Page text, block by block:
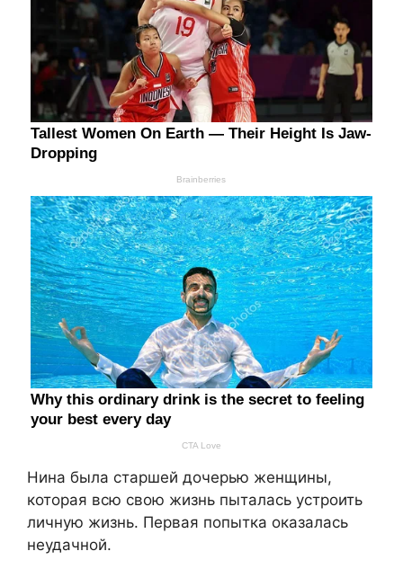
Нина была старшей дочерью женщины,
которая всю свою жизнь пыталась устроить
личную жизнь. Первая попытка оказалась
неудачной.